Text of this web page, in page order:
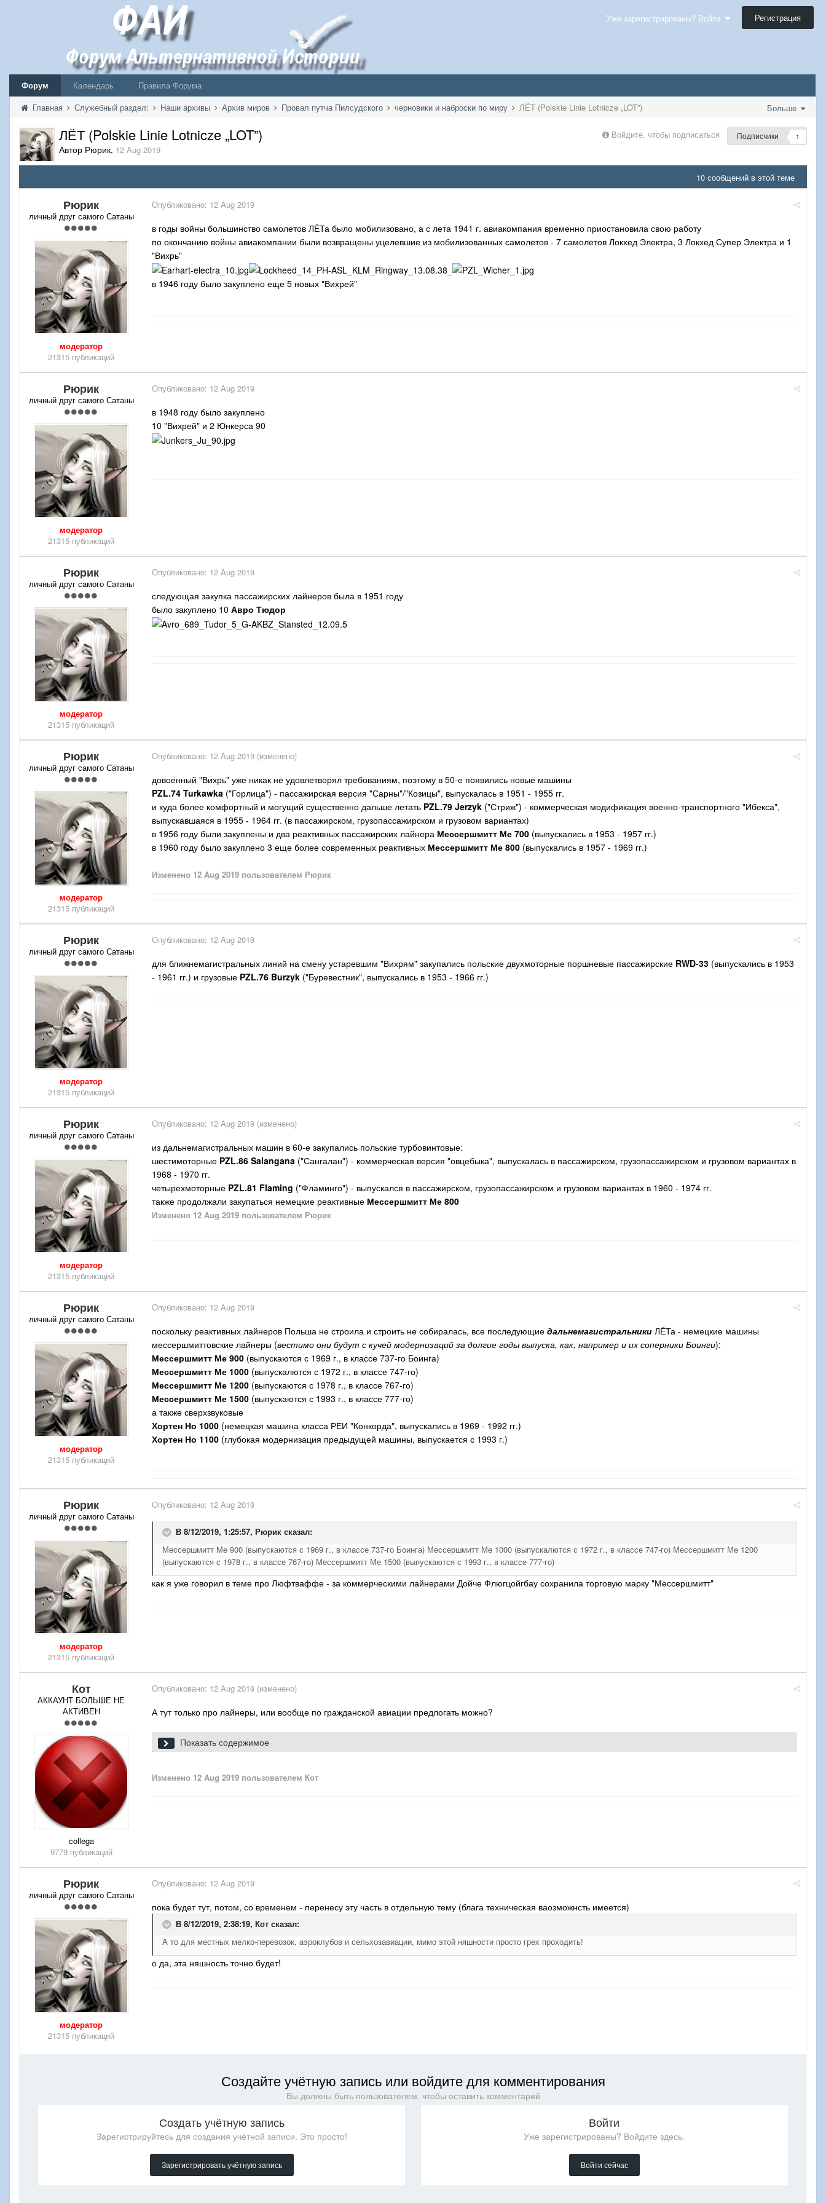
Уже зарегистрированы? Войти Регистрация
Форум Календарь
Правила Форума
Больше
Главная Служебный раздел: Наши архивы Архив миров Провал путча Пилсудского черновики и наброски по миру ЛЁТ (Polskie Linie Lotnicze „LOT”)
Войдите, чтобы подписаться Подписчики 1
ЛЁТ (Polskie Linie Lotnicze „LOT”)
Автор Рюрик, 12 Aug 2019
10 сообщений в этой теме
Рюрик
личный друг самого Сатаны
модератор
21315 публикаций
Опубликовано: 12 Aug 2019
в годы войны большинство самолетов ЛЁТа было мобилизовано, а с лета 1941 г. авиакомпания временно приостановила свою работу
по окончанию войны авиакомпании были возвращены уцелевшие из мобилизованных самолетов - 7 самолетов Локхед Электра, 3 Локхед Супер Электра и 1
"Вихрь"
в 1946 году было закуплено еще 5 новых "Вихрей"
Рюрик
личный друг самого Сатаны
модератор
21315 публикаций
Опубликовано: 12 Aug 2019
в 1948 году было закуплено
10 "Вихрей" и 2 Юнкерса 90
Рюрик
личный друг самого Сатаны
модератор
21315 публикаций
Опубликовано: 12 Aug 2019
следующая закупка пассажирских лайнеров была в 1951 году
было закуплено 10 Авро Тюдор
Рюрик
личный друг самого Сатаны
модератор
21315 публикаций
Опубликовано: 12 Aug 2019 (изменено)
довоенный "Вихрь" уже никак не удовлетворял требованиям, поэтому в 50-е появились новые машины
PZL.74 Turkawka ("Горлица") - пассажирская версия "Сарны"/"Козицы", выпускалась в 1951 - 1955 гг.
и куда более комфортный и могущий существенно дальше летать PZL.79 Jerzyk ("Стриж") - коммерческая модификация военно-транспортного "Ибекса",
выпускавшаяся в 1955 - 1964 гг. (в пассажирском, грузопассажирском и грузовом вариантах)
в 1956 году были закуплены и два реактивных пассажирских лайнера Мессершмитт Ме 700 (выпускались в 1953 - 1957 гг.)
в 1960 году было закуплено 3 еще более современных реактивных Мессершмитт Ме 800 (выпускались в 1957 - 1969 гг.)
Изменено 12 Aug 2019 пользователем Рюрик
Рюрик
личный друг самого Сатаны
модератор
21315 публикаций
Опубликовано: 12 Aug 2019
для ближнемагистральных линий на смену устаревшим "Вихрям" закупались польские двухмоторные поршневые пассажирские RWD-33 (выпускались в 1953
- 1961 гг.) и грузовые PZL.76 Burzyk ("Буревестник", выпускались в 1953 - 1966 гг.)
Рюрик
личный друг самого Сатаны
модератор
21315 публикаций
Опубликовано: 12 Aug 2019 (изменено)
из дальнемагистральных машин в 60-е закупались польские турбовинтовые:
шестимоторные PZL.86 Salangana ("Сангалан") - коммерческая версия "овцебыка", выпускалась в пассажирском, грузопассажирском и грузовом вариантах в
1968 - 1970 гг.
четырехмоторные PZL.81 Flaming ("Фламинго") - выпускался в пассажирском, грузопассажирском и грузовом вариантах в 1960 - 1974 гг.
также продолжали закупаться немецкие реактивные Мессершмитт Ме 800
Изменено 12 Aug 2019 пользователем Рюрик
Рюрик
личный друг самого Сатаны
модератор
21315 публикаций
Опубликовано: 12 Aug 2019
поскольку реактивных лайнеров Польша не строила и строить не собиралась, все последующие дальнемагистральники ЛЁТа - немецкие машины
мессершмиттовские лайнеры (вестимо они будут с кучей модернизаций за долгие годы выпуска, как, например и их соперники Боинги):
Мессершмитт Ме 900 (выпускаются с 1969 г., в классе 737-го Боинга)
Мессершмитт Ме 1000 (выпускалются с 1972 г., в классе 747-го)
Мессершмитт Ме 1200 (выпускаются с 1978 г., в классе 767-го)
Мессершмитт Ме 1500 (выпускаются с 1993 г., в классе 777-го)
а также сверхзвуковые
Хортен Но 1000 (немецкая машина класса РЕИ "Конкорда", выпускались в 1969 - 1992 гг.)
Хортен Но 1100 (глубокая модернизация предыдущей машины, выпускается с 1993 г.)
Рюрик
личный друг самого Сатаны
модератор
21315 публикаций
Опубликовано: 12 Aug 2019
В 8/12/2019, 1:25:57, Рюрик сказал:
Мессершмитт Ме 900 (выпускаются с 1969 г., в классе 737-го Боинга) Мессершмитт Ме 1000 (выпускалются с 1972 г., в классе 747-го) Мессершмитт Ме 1200
(выпускаются с 1978 г., в классе 767-го) Мессершмитт Ме 1500 (выпускаются с 1993 г., в классе 777-го)
как я уже говорил в теме про Люфтваффе - за коммерческими лайнерами Дойче Флюгцойгбау сохранила торговую марку "Мессершмитт"
Кот
АККАУНТ БОЛЬШЕ НЕ
АКТИВЕН
collega
9779 публикаций
Опубликовано: 12 Aug 2019 (изменено)
А тут только про лайнеры, или вообще по гражданской авиации предлогать можно?
А то для местных мелко-перевозок, аэроклубов и сельхозавиации, мимо этой няшности просто грех проходить!
PZL Wilga (Иволга).
Показать содержимое
Изменено 12 Aug 2019 пользователем Кот
Рюрик
личный друг самого Сатаны
модератор
21315 публикаций
Опубликовано: 12 Aug 2019
пока будет тут, потом, со временем - перенесу эту часть в отдельную тему (блага техническая ваозможнсть имеется)
В 8/12/2019, 2:38:19, Кот сказал:
А то для местных мелко-перевозок, аэроклубов и сельхозавиации, мимо этой няшности просто грех проходить!
о да, эта няшность точно будет!
Создайте учётную запись или войдите для комментирования
Вы должны быть пользователем, чтобы оставить комментарий
Создать учётную запись
Зарегистрируйтесь для создания учётной записи. Это просто!
Зарегистрировать учётную запись
Войти
Уже зарегистрированы? Войдите здесь.
Войти сейчас